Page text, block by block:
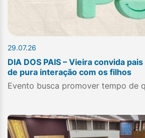
29.07.26
DIA DOS PAIS – Vieira convida
de pura interação com os filhos
Evento busca promover tempo de